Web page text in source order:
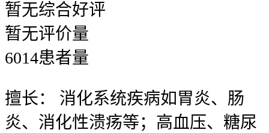
暂无综合好评
暂无评价量
6014患者量
擅长：
消化系统疾病如胃炎、肠
炎、消化性溃疡等；高血压、糖尿